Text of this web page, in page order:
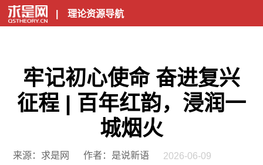
| 理论资源导航
牢记初心使命 奋进复兴
征程 | 百年红韵，浸润一
城烟火
来源：求是网 作者：是说新语
2026-06-09